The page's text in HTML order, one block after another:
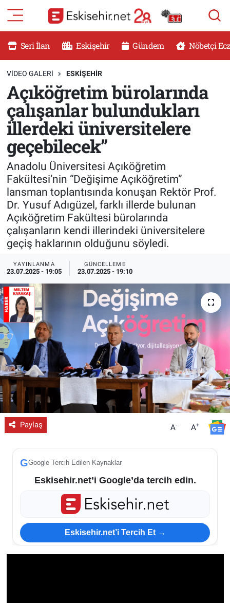
Seri İlan Eskişehir Gündem Nöbetçi
VIDEO GALERI ESKİŞEHİR
Açıköğretim bürolarında
çalışanlar bulundukları
illerdeki üniversitelere
geçebilecek”
Anadolu Üniversitesi Açıköğretim
Fakültesi’nin “Değişime Açıköğretim”
lansman toplantısında konuşan Rektör Prof.
Dr. Yusuf Adıgüzel, farklı illerde bulunan
Açıköğretim Fakültesi bürolarında
çalışanların kendi illerindeki üniversitelere
geçiş haklarının olduğunu söyledi.
YAYINLANMA
23.07.2025 - 19:05
GÜNCELLEME
23.07.2025 - 19:10
Paylaş A- A+
GGoogle Tercih Edilen Kaynaklar
Eskisehir.net’i Google’da tercih edin.
Eskisehir.net’i Tercih Et →
RESMİ İLANLAR
DÜNYA
SAĞLIK
MAGAZİN
KADIN
TEKNOLOJİ
YEMEK
ESKİŞEHİR NÖBETÇİ ECZANELER
Eskişehir Haber İçerikleri
Eskişehir Hava Durumu
Eskişehir Tramvay Saatleri
Eskişehir Otobüs Saatleri
Eskişehir Nöbetçi Eczaneler
Eskişehir Namaz Vakitleri
Eskişehir Trafik Yoğunluk Haritası
Süper Lig Puan Durumu ve Fikstür
Tüm Manşetler
Son Dakika Haberleri
Haber Arşivi